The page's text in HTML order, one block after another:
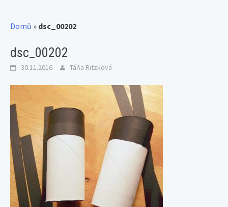
Domů » dsc_00202
dsc_00202
30.11.2016 Táňa Ritzková